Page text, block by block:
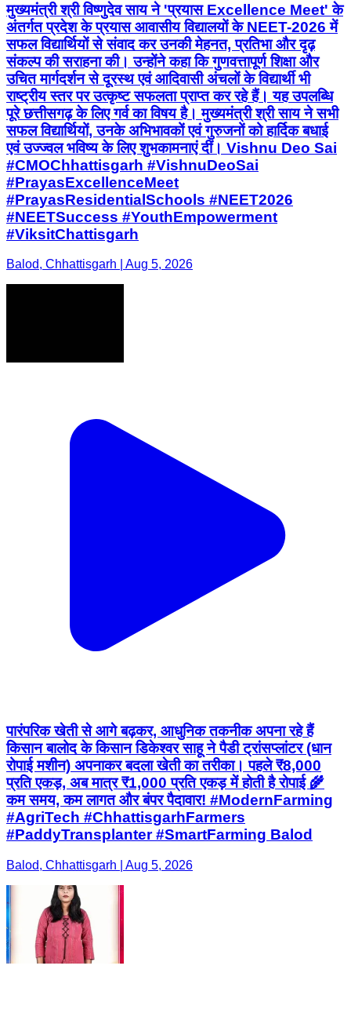
मुख्यमंत्री श्री विष्णुदेव साय ने 'प्रयास Excellence Meet' के
अंतर्गत प्रदेश के प्रयास आवासीय विद्यालयों के NEET-2026 में
सफल विद्यार्थियों से संवाद कर उनकी मेहनत, प्रतिभा और दृढ़
संकल्प की सराहना की। उन्होंने कहा कि गुणवत्तापूर्ण शिक्षा और
उचित मार्गदर्शन से दूरस्थ एवं आदिवासी अंचलों के विद्यार्थी भी
राष्ट्रीय स्तर पर उत्कृष्ट सफलता प्राप्त कर रहे हैं। यह उपलब्धि
पूरे छत्तीसगढ़ के लिए गर्व का विषय है। मुख्यमंत्री श्री साय ने सभी
सफल विद्यार्थियों, उनके अभिभावकों एवं गुरुजनों को हार्दिक बधाई
एवं उज्ज्वल भविष्य के लिए शुभकामनाएं दीं। Vishnu Deo Sai
#CMOChhattisgarh #VishnuDeoSai
#PrayasExcellenceMeet
#PrayasResidentialSchools #NEET2026
#NEETSuccess #YouthEmpowerment
#ViksitChattisgarh
Balod, Chhattisgarh | Aug 5, 2026
पारंपरिक खेती से आगे बढ़कर, आधुनिक तकनीक अपना रहे हैं
किसान बालोद के किसान डिकेश्वर साहू ने पैडी ट्रांसप्लांटर (धान
रोपाई मशीन) अपनाकर बदला खेती का तरीका। पहले ₹8,000
प्रति एकड़, अब मात्र ₹1,000 प्रति एकड़ में होती है रोपाई 🌾
कम समय, कम लागत और बंपर पैदावार! #ModernFarming
#AgriTech #ChhattisgarhFarmers
#PaddyTransplanter #SmartFarming Balod
Balod, Chhattisgarh | Aug 5, 2026